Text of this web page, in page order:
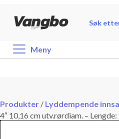
search
Meny
Produkter / Lyddempende
4″ 10,16 cm utv.rørdiam. –